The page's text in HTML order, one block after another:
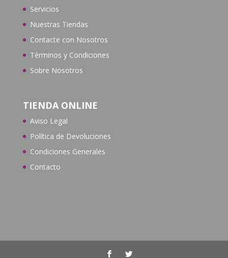
Servicios
Nuestras Tiendas
Contacte con Nosotros
Términos y Condiciones
Sobre Nosotros
TIENDA ONLINE
Aviso Legal
Política de Devoluciones
Condiciones Generales
Contacto